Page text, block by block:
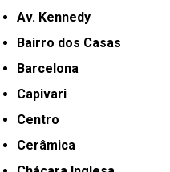
Av. Kennedy
Bairro dos Casas
Barcelona
Capivari
Centro
Cerâmica